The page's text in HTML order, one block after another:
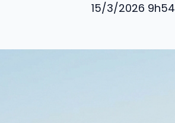
15/3/2026 9h54